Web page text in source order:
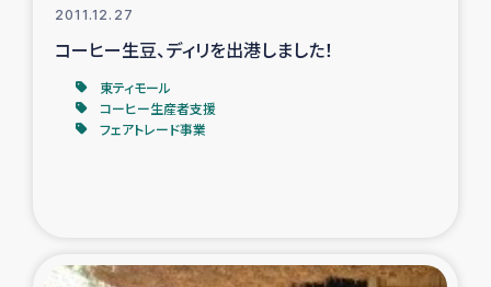
レバノンにおける緊急支援
レバノンでのシリア難民への教育支援事業
神原ゼミxパルシック
2011.12.27
コーヒー生豆、ディリを出港しました！
東ティモール
コーヒー生産者支援
フェアトレード事業